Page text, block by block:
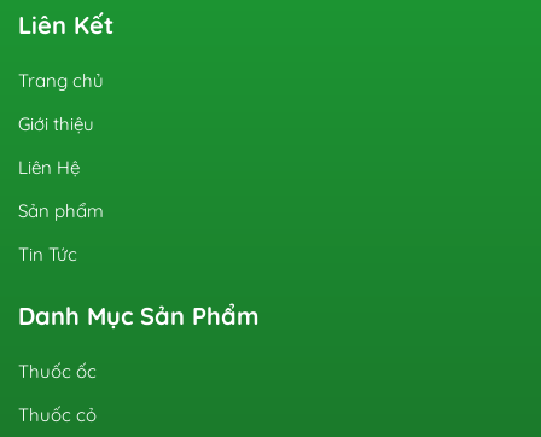
Liên Kết
Trang chủ
Giới thiệu
Liên Hệ
Sản phẩm
Tin Tức
Danh Mục Sản Phẩm
Thuốc ốc
Thuốc cỏ